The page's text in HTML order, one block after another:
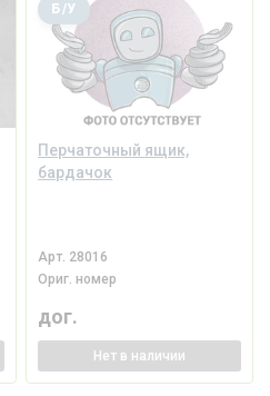
Перчаточный ящик,
бардачок
Б/У
Арт. 28016
Ориг. номер
дог.
Нет в наличии